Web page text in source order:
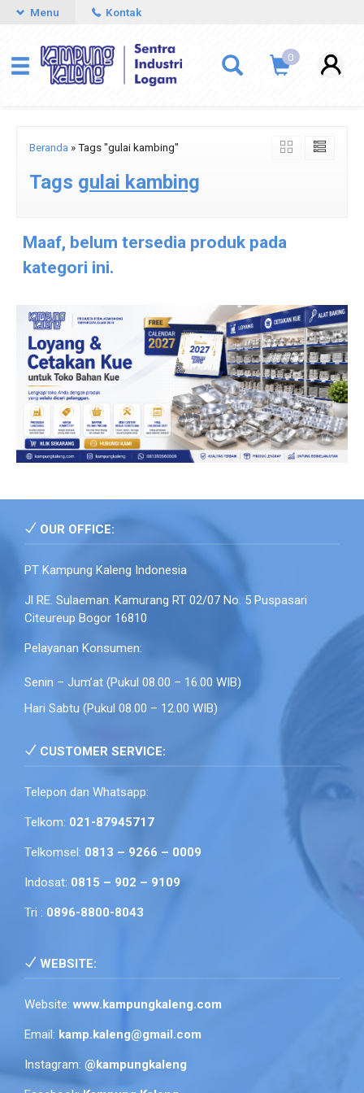
Menu Kontak
0
Beranda »Tags "gulai kambing"
Tags gulai kambing
Maaf, belum tersedia produk pada
kategori ini.
OUR OFFICE:
PT Kampung Kaleng Indonesia
Jl RE. Sulaeman. Kamurang RT 02/07 No. 5 Puspasari
Citeureup Bogor 16810
Pelayanan Konsumen:
Senin – Jum’at (Pukul 08.00 – 16.00 WIB)
Hari Sabtu (Pukul 08.00 – 12.00 WIB)
CUSTOMER SERVICE:
Telepon dan Whatsapp:
Telkom: 021-87945717
Telkomsel: 0813 – 9266 – 0009
Indosat: 0815 – 902 – 9109
Tri : 0896-8800-8043
WEBSITE:
Website: www.kampungkaleng.com
Email: kamp.kaleng@gmail.com
Instagram: @kampungkaleng